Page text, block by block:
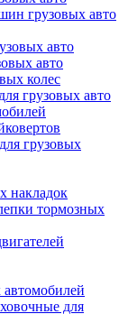
грузовых авто
авто
авто
колес
грузовых авто
грузовых
накладок
тормозных
автомобилей
для